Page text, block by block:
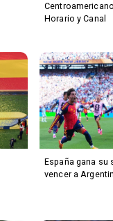
Horario y Canal
España gana su
vencer a